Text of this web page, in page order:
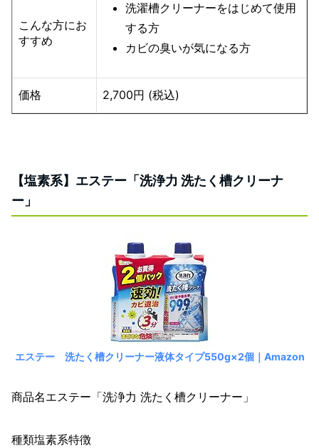
こんな方にお
すすめ
洗濯槽クリーナーをはじめて使用
する方
カビの臭いが気になる方
価格 2,700円 (税込)
【塩素系】エステー「洗浄力 洗たく槽クリーナ
ー」
エステー 洗たく槽クリーナー液体タイプ550g×2個｜Amazon
商品名エステー「洗浄力 洗たく槽クリーナー」
種類塩素系特徴